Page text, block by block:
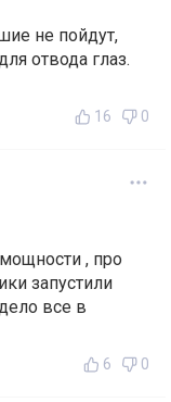
не пойдут,
отвода глаз.
16 0
, про
запустили
все в
6 0